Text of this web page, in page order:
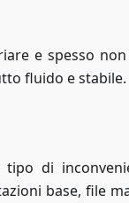
e spesso
fluido e stabile.
di
base, file